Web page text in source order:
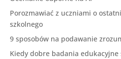
Porozmawiać z uczniami o
szkolnego
9 sposobów na podawanie
Kiedy dobre badania edukacyjne